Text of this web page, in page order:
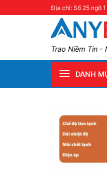
Địa chỉ: Số 25 ngõ
Trao Niềm Tin -
DANH